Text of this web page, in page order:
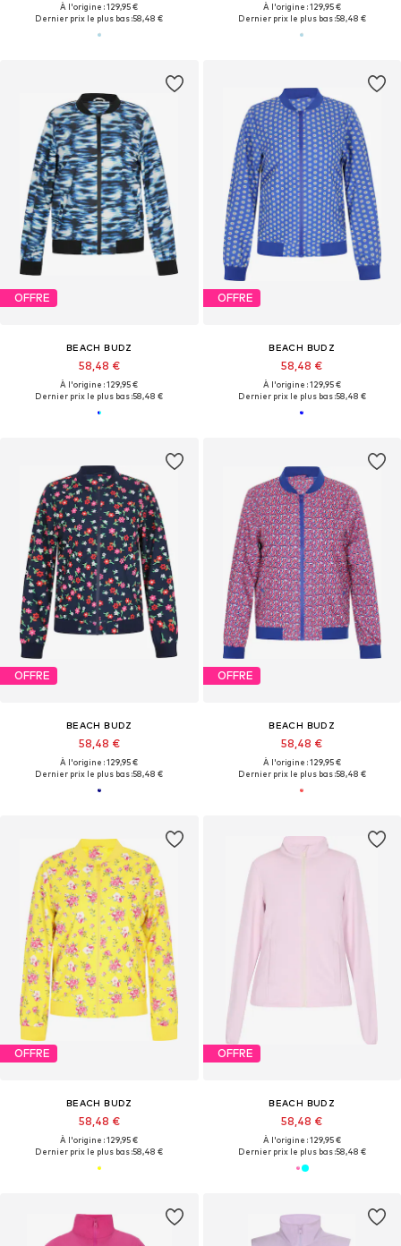
À l'origine : 129,95 €
Dernier prix le plus bas :58,48 €
À l'origine : 129,95 €
Dernier prix le plus bas :58,48 €
OFFRE
BEACH BUDZ
58,48 €
À l'origine : 129,95 €
Dernier prix le plus bas :58,48 €
OFFRE
BEACH BUDZ
58,48 €
À l'origine : 129,95 €
Dernier prix le plus bas :58,48 €
OFFRE
BEACH BUDZ
58,48 €
À l'origine : 129,95 €
Dernier prix le plus bas :58,48 €
OFFRE
BEACH BUDZ
58,48 €
À l'origine : 129,95 €
Dernier prix le plus bas :58,48 €
OFFRE
BEACH BUDZ
58,48 €
À l'origine : 129,95 €
Dernier prix le plus bas :58,48 €
OFFRE
BEACH BUDZ
58,48 €
À l'origine : 129,95 €
Dernier prix le plus bas :58,48 €